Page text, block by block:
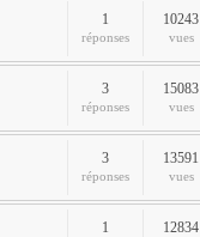
1
réponses
10243
vues
3
réponses
15083
vues
3
réponses
13591
vues
1 12834